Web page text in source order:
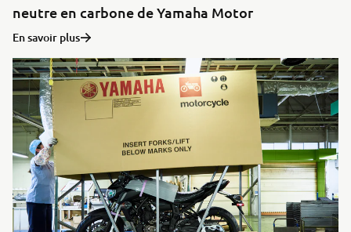
neutre en carbone de Yamaha Motor
En savoir plus